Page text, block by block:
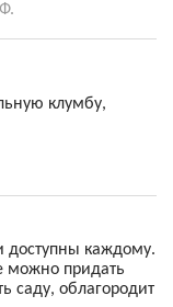
клумбу,
доступны каждому.
можно придать
саду, облагородит